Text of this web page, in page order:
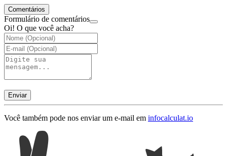
Comentários
Formulário de comentários
Oi! O que você acha?
Enviar
Você também pode nos enviar um e-mail em infocalculat.io